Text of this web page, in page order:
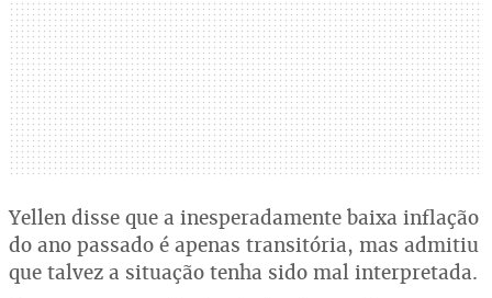
Yellen disse que a inesperadamente baixa inflação
do ano passado é apenas transitória, mas admitiu
que talvez a situação tenha sido mal interpretada.